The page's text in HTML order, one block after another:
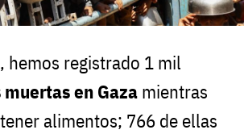
hemos registrado 1 mil
en Gaza mientras
alimentos; 766 de ellas